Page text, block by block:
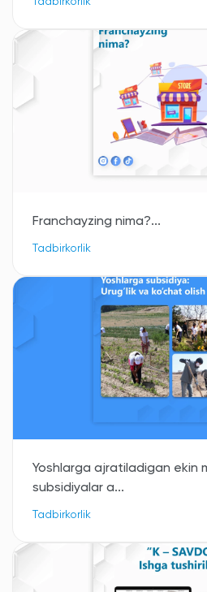
Franchayzing nima?...
Tadbirkorlik
Yoshlarga ajratiladigan ekin
subsidiyalar a...
Tadbirkorlik